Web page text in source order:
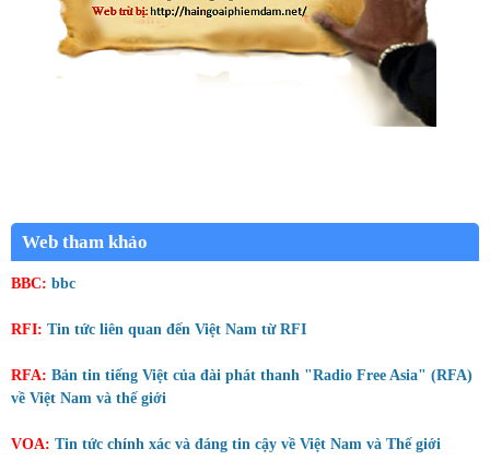
Web tham khảo
BBC: bbc
RFI: Tin tức liên quan đến Việt Nam từ RFI
RFA: Bản tin tiếng Việt của đài phát thanh "Radio Free Asia" (RFA)
về Việt Nam và thế giới
VOA: Tin tức chính xác và đáng tin cậy về Việt Nam và Thế giới